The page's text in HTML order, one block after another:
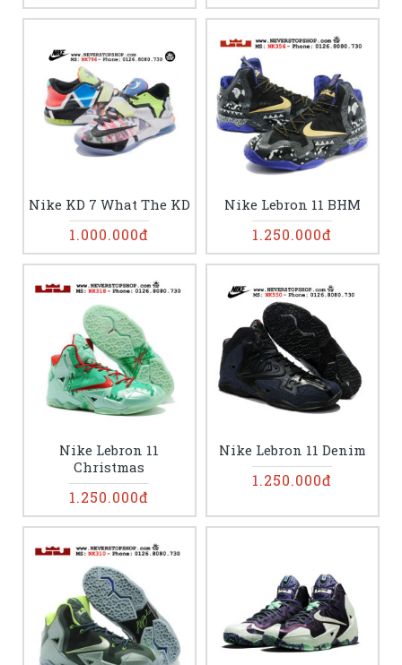
Nike KD 7 What The KD
1.000.000đ
Nike Lebron 11 BHM
1.250.000đ
Nike Lebron 11
Christmas
1.250.000đ
Nike Lebron 11 Denim
1.250.000đ